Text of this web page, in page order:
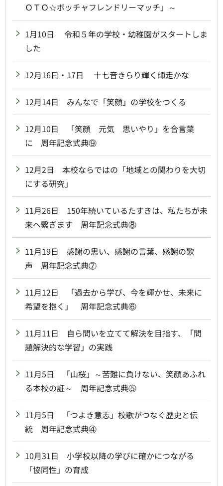
ＯＴＯ☆ボッチャフレンドリーマッチ」～
1月10日 令和５年の学校・幼稚園がスタートしま
した
12月16日・17日 十七音きらり輝く師走かな
12月14日 みんなで「笑顔」の学校をつくる
12月10日 「笑顔 元気 思いやり」を合言葉
に 周年記念式典⑨
12月2日 本校ならではの「地域との関わりを大切
にする研究」
11月26日 150年続いているたすきは、私たちが未
来へ繋ぎます 周年記念式典⑧
11月19日 感謝の思い、感謝の言葉、感謝の歌
声 周年記念式典⑦
11月12日 「過去から学び、今を輝かせ、未来に
希望を抱く」 周年記念式典⑥
11月11日 自ら問いを立てて解決を目指す、「問
題解決的な学習」の実践
11月5日 「山桜」～苦難に負けない、笑顔あふれ
る本校の証～ 周年記念式典⑤
11月5日 「つよき意志」校歌がつなぐ歴史と伝
統 周年記念式典④
10月31日 小学校以降の学びに確かにつながる
「協同性」の育成